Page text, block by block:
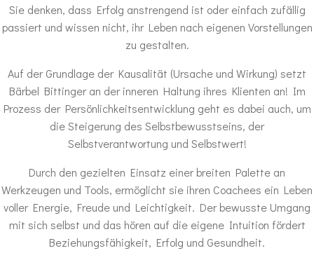
Sie denken, dass Erfolg anstrengend ist oder einfach zufällig
passiert und wissen nicht, ihr Leben nach eigenen Vorstellungen
zu gestalten.
Auf der Grundlage der Kausalität (Ursache und Wirkung) setzt
Bärbel Bittinger an der inneren Haltung ihres Klienten an! Im
Prozess der Persönlichkeitsentwicklung geht es dabei auch, um
die Steigerung des Selbstbewusstseins, der
Selbstverantwortung und Selbstwert!
Durch den gezielten Einsatz einer breiten Palette an
Werkzeugen und Tools, ermöglicht sie ihren Coachees ein Leben
voller Energie, Freude und Leichtigkeit. Der bewusste Umgang
mit sich selbst und das hören auf die eigene Intuition fördert
Beziehungsfähigkeit, Erfolg und Gesundheit.